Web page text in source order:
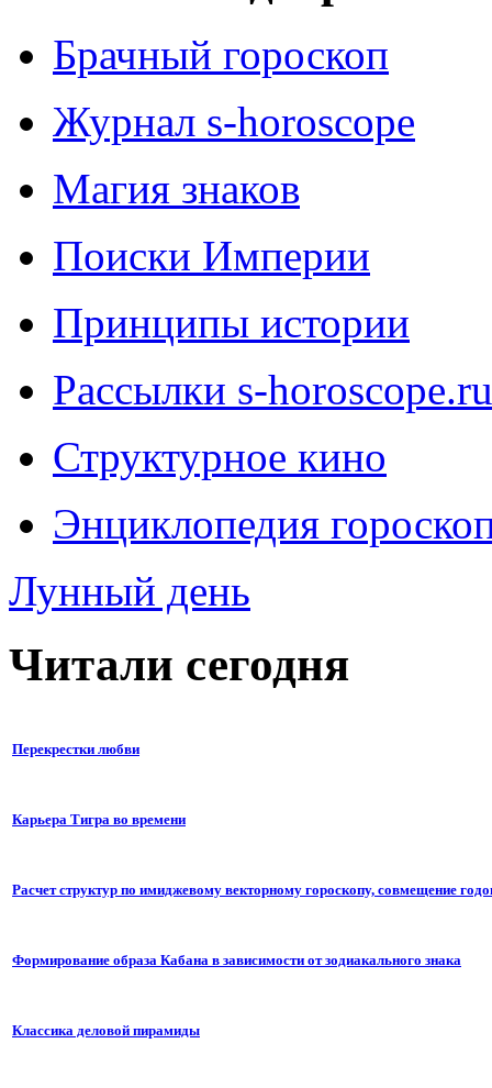
Брачный гороскоп
Журнал s-horoscope
Магия знаков
Поиски Империи
Принципы истории
Рассылки s-horoscope.ru
Структурное кино
Энциклопедия
Лунный день
Читали сегодня
Перекрестки любви
Карьера Тигра во времени
Расчет структур по имиджевому векторному гороскопу, совмещение
Формирование образа Кабана в зависимости от зодиакального знака
Классика деловой пирамиды